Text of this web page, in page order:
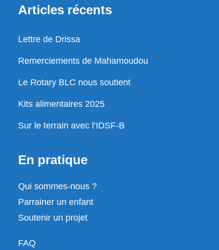
Articles récents
Lettre de Drissa
Remerciements de Mahamoudou
Le Rotary BLC nous soutient
Kits alimentaires 2025
Sur le terrain avec l’IDSF-B
En pratique
Qui sommes-nous ?
Parrainer un enfant
Soutenir un projet
FAQ